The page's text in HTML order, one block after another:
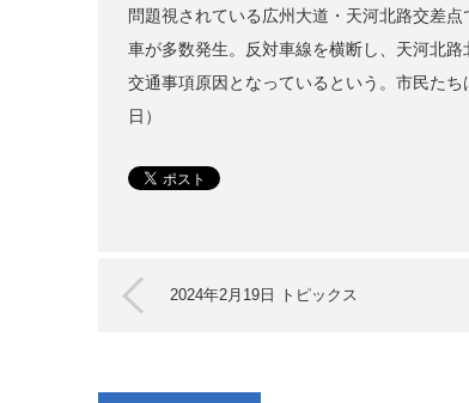
問題視されている広州大道・天河北路交差
車が多数発生。反対車線を横断し、天河北
交通事項原因となっているという。市民た
日）
2024年2月19日 トピックス